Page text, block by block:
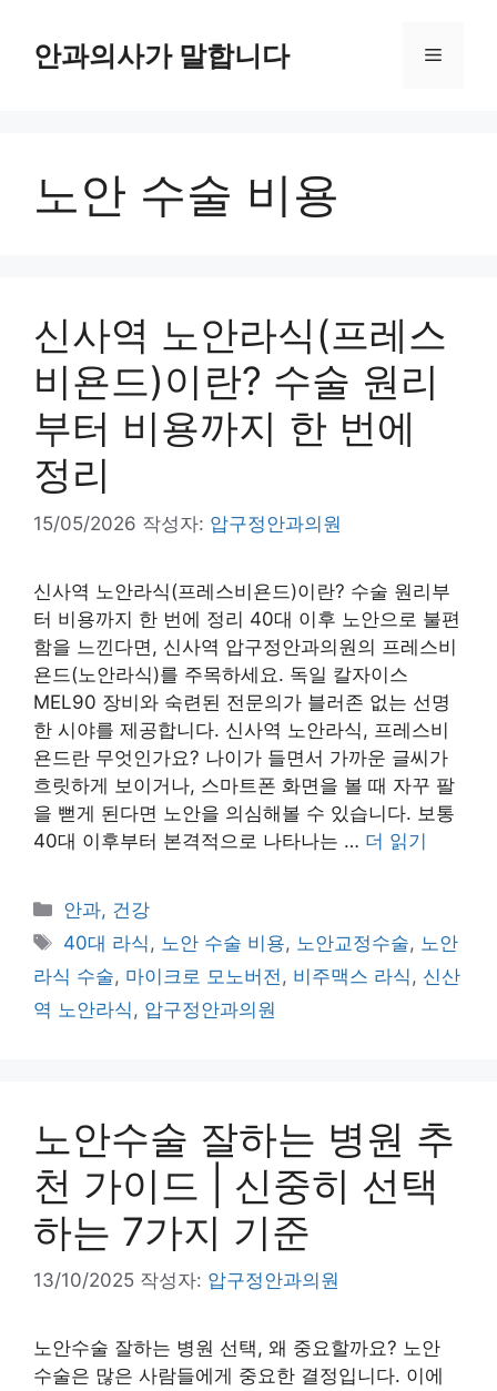
안과의사가 말합니다 메
노안 수술 비용
신사역 노안라식(프레스
비욘드)이란? 수술 원리
부터 비용까지 한 번에
정리
15/05/2026 작성자: 압구정안과의원
신사역 노안라식(프레스비욘드)이란? 수술 원리부
터 비용까지 한 번에 정리 40대 이후 노안으로 불편
함을 느낀다면, 신사역 압구정안과의원의 프레스비
욘드(노안라식)를 주목하세요. 독일 칼자이스
MEL90 장비와 숙련된 전문의가 블러존 없는 선명
한 시야를 제공합니다. 신사역 노안라식, 프레스비
욘드란 무엇인가요? 나이가 들면서 가까운 글씨가
흐릿하게 보이거나, 스마트폰 화면을 볼 때 자꾸 팔
을 뻗게 된다면 노안을 의심해볼 수 있습니다. 보통
40대 이후부터 본격적으로 나타나는 … 더 읽기
카
테
리
안과, 건강
태
그
40대 라식 , 노안 수술 비용, 노안교정수술, 노안
라식 수술, 마이크로 모노버전 , 비주맥스 라식 , 신산
역 노안라식 , 압구정안과의원
노안수술 잘하는 병원 추
천 가이드 | 신중히 선택
하는 7가지 기준
13/10/2025 작성자: 압구정안과의원
노안수술 잘하는 병원 선택, 왜 중요할까요? 노안
수술은 많은 사람들에게 중요한 결정입니다. 이에